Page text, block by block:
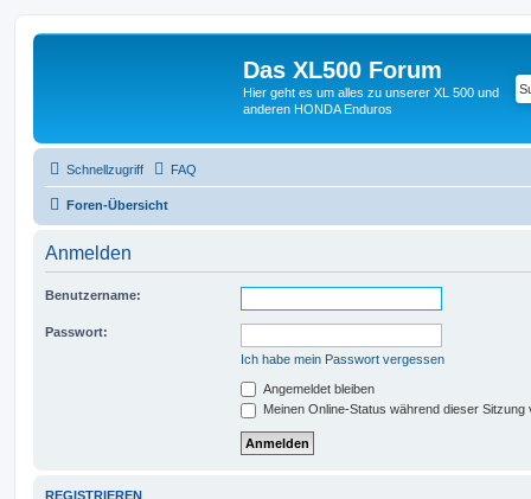
Das XL500 Forum
Hier geht es um alles zu unserer XL 500 und
anderen HONDA Enduros
Schnellzugriff FAQ
Foren-Übersicht
Anmelden
Benutzername:
Passwort:
Ich habe mein Passwort vergessen
Angemeldet bleiben
Meinen Online-Status während dieser Sitzung
REGISTRIEREN